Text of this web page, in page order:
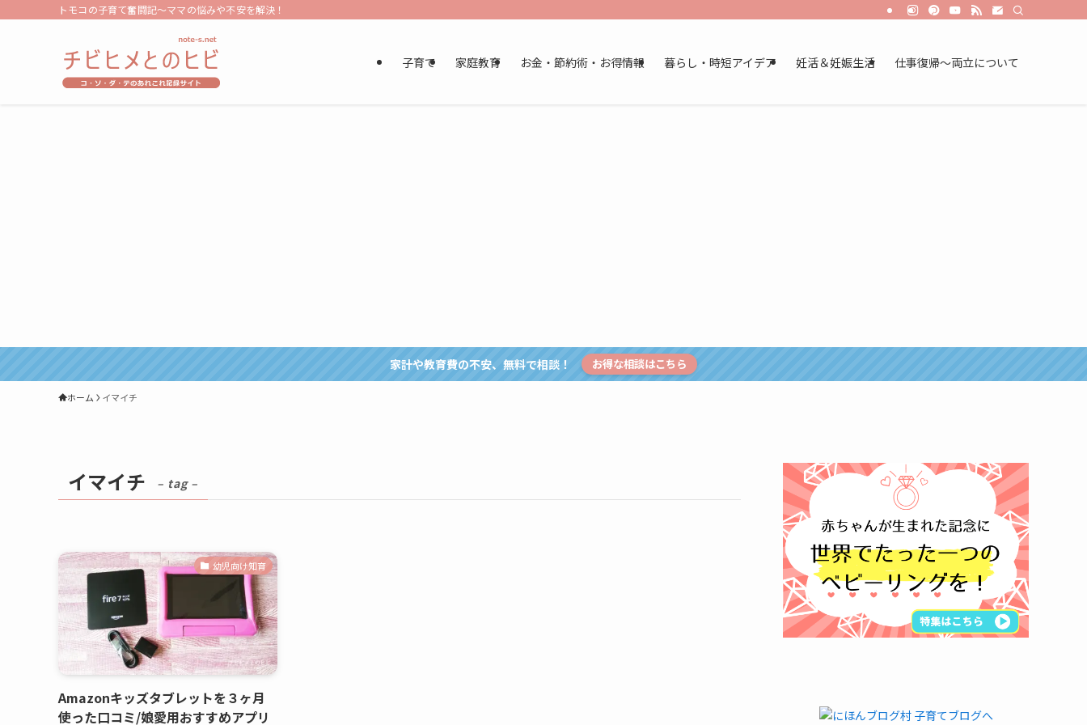
トモコの子育て奮闘記～ママの悩みや不安を解決！
子育て 家庭教育 お金・節約術・お得情報 暮らし・時短アイデア 妊活＆妊娠生活 仕事復帰～両立について
家計や教育費の不安、無料で相談！ お得な相談はこちら
ホーム イマイチ
イマイチ – tag –
幼児向け知育
Amazonキッズタブレットを３ヶ月
使った口コミ/娘愛用おすすめアプリ